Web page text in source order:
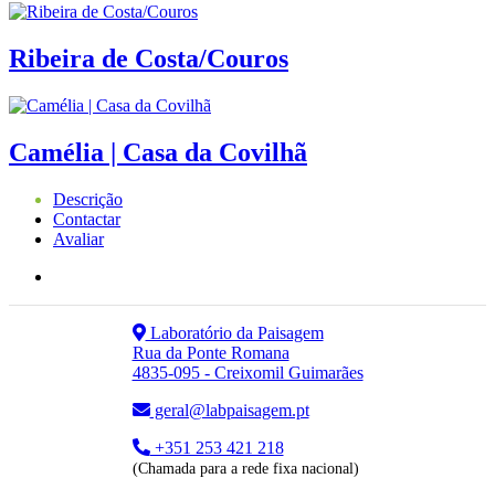
Ribeira de Costa/Couros
Camélia | Casa da Covilhã
Descrição
Contactar
Avaliar
Laboratório da Paisagem
Rua da Ponte Romana
4835-095 - Creixomil Guimarães
geral@labpaisagem.pt
+351 253 421 218
(Chamada para a rede fixa nacional)